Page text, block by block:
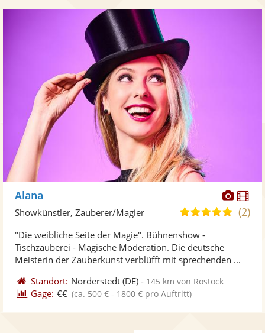
Alana
5,0(2)
Showkünstler, Zauberer/Magier
"Die weibliche Seite der Magie". Bühnenshow -
Tischzauberei - Magische Moderation. Die deutsche
Meisterin der Zauberkunst verblüfft mit sprechenden ...
Standort: Norderstedt (DE) - 145 km von Rostock
Gage: €€ (ca. 500 € - 1800 € pro Auftritt)